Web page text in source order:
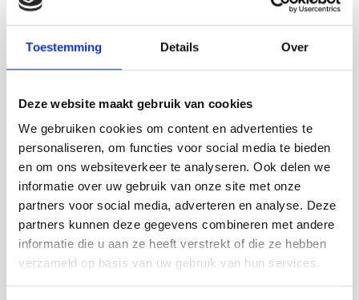
Toestemming Details Over
Deze website maakt gebruik van cookies
We gebruiken cookies om content en advertenties te
personaliseren, om functies voor social media te bieden
en om ons websiteverkeer te analyseren. Ook delen we
informatie over uw gebruik van onze site met onze
partners voor social media, adverteren en analyse. Deze
partners kunnen deze gegevens combineren met andere
informatie die u aan ze heeft verstrekt of die ze hebben
verzameld op basis van uw gebruik van hun services.
Rode kool met appeltjes en een flinke
of ingelegde rode kool – slechts enkele van de
toepassingen van deze lekkere koolsoort.
Overige kolen
Er zijn nog veel meer koolsoorten. Denk maar
aan spruitjes, savooiekool, boerenkool en
koolraap. In Zeeuws-Vlaanderen vind je hier
echter niet veel teelt van.
Bron: Veggipedia, Culi-Advies